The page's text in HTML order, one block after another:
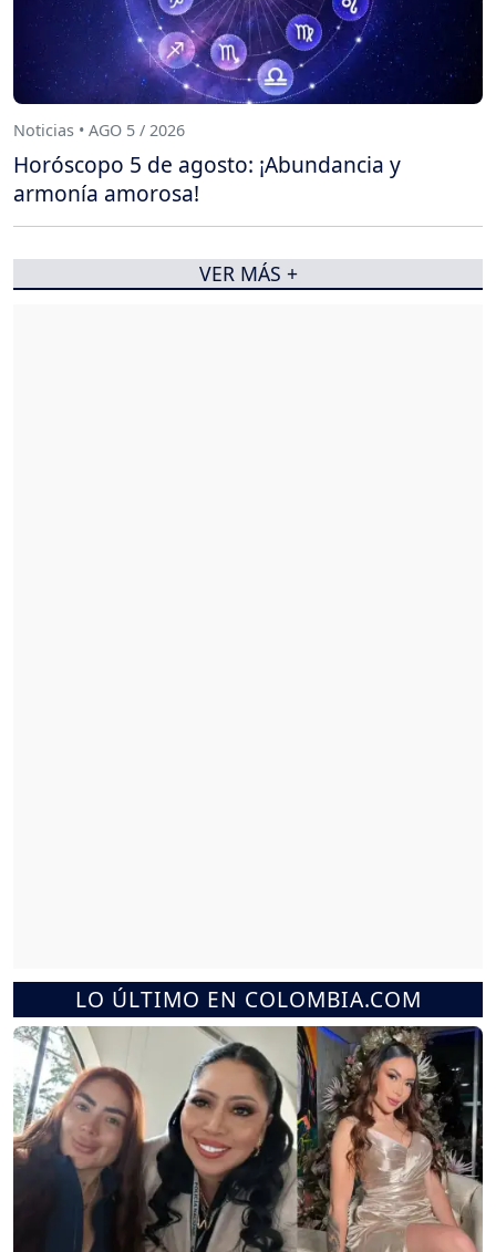
LO ÚLTIMO EN COLOMBIA.COM
Noticias • AGO 5 / 2026
Horóscopo 5 de agosto: ¡Abundancia y
armonía amorosa!
VER MÁS +